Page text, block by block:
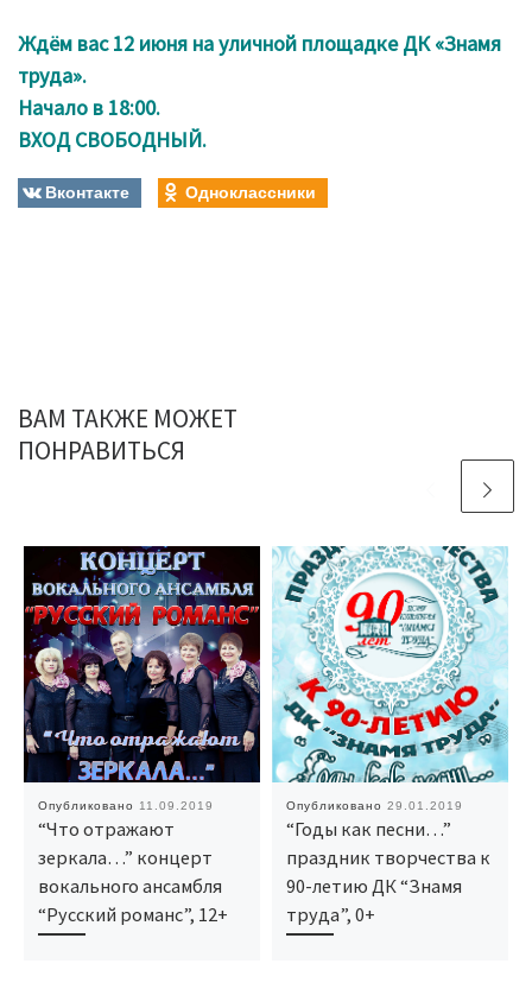
Ждём вас 12 июня на уличной площадке ДК «Знамя
труда».
Начало в 18:00.
ВХОД СВОБОДНЫЙ.
Вконтакте Одноклассники
ВАМ ТАКЖЕ МОЖЕТ
ПОНРАВИТЬСЯ
Опубликовано 11.09.2019
“Что отражают
зеркала…” концерт
вокального ансамбля
“Русский романс”, 12+
Опубликовано 29.01.2019
“Годы как песни…”
праздник творчества к
90-летию ДК “Знамя
труда”, 0+